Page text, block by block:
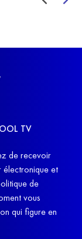
TV
de recevoir
électronique et
de
vous
qui figure en